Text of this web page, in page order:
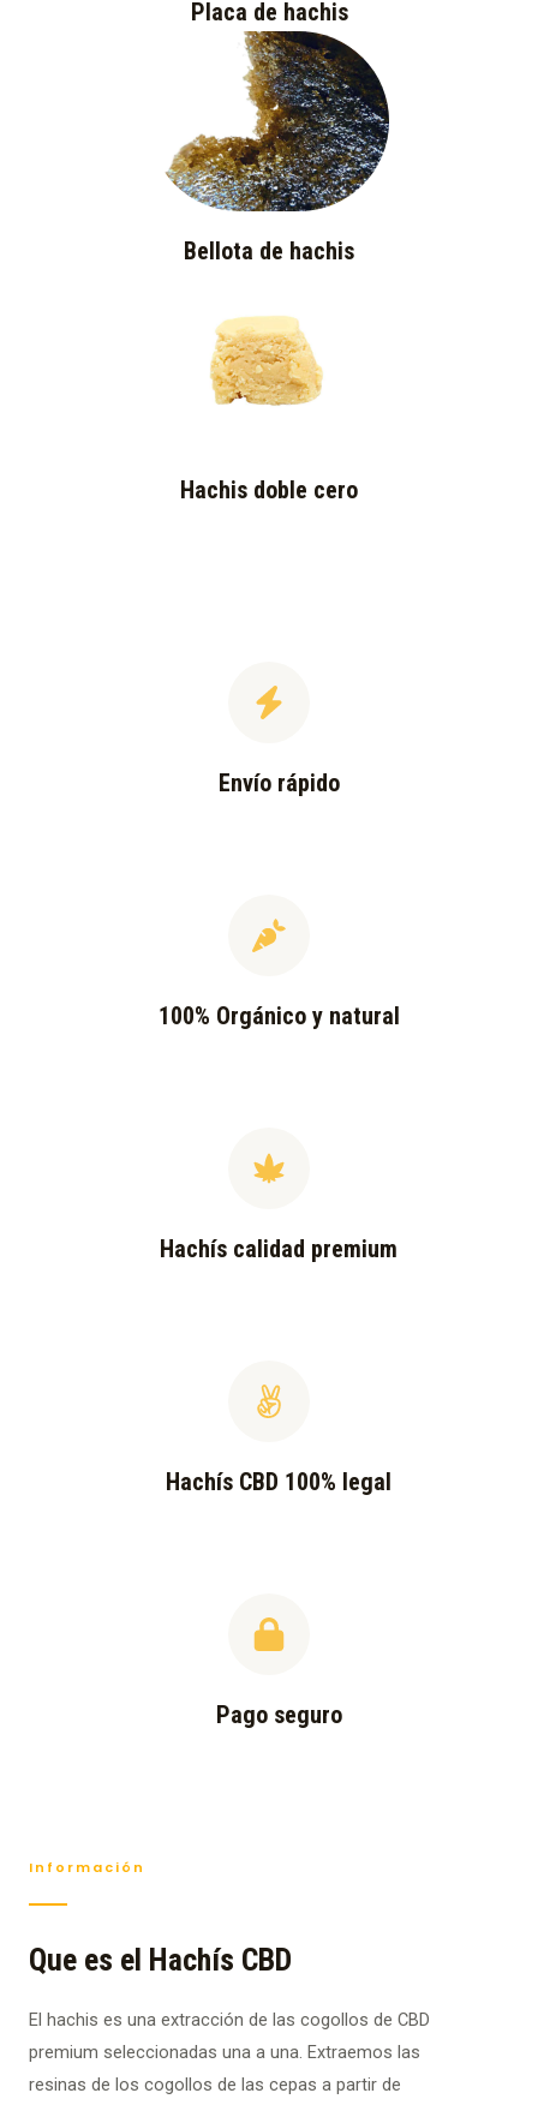
Placa de hachis
Bellota de hachis
Hachis doble cero
Envío rápido
100% Orgánico y natural
Hachís calidad premium
Hachís CBD 100% legal
Pago seguro
Información
Que es el Hachís CBD
El hachis es una extracción de las cogollos de CBD
premium seleccionadas una a una. Extraemos las
resinas de los cogollos de las cepas a partir de